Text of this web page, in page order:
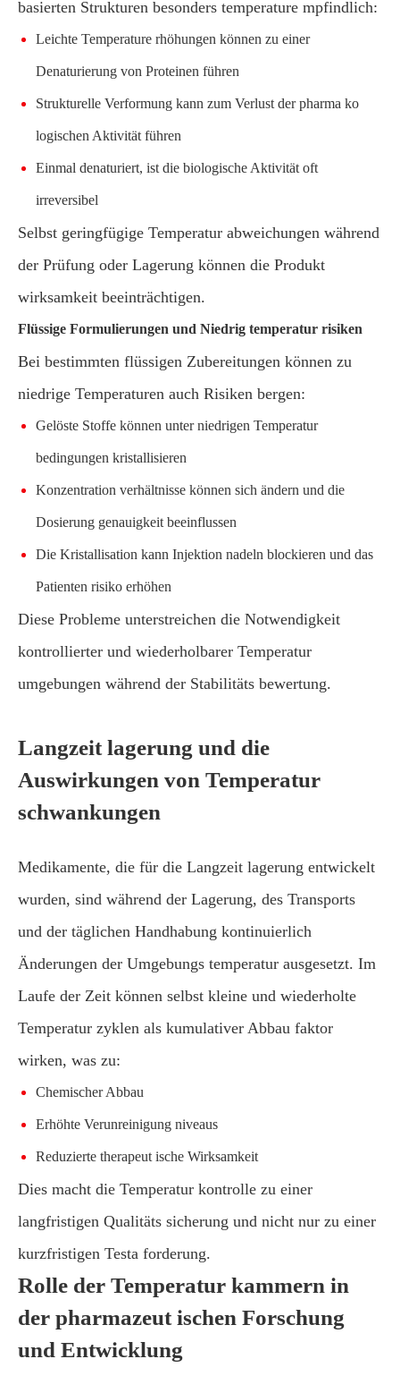
basierten Strukturen besonders temperature mpfindlich:
Leichte Temperature rhöhungen können zu einer
Denaturierung von Proteinen führen
Strukturelle Verformung kann zum Verlust der pharma ko
logischen Aktivität führen
Einmal denaturiert, ist die biologische Aktivität oft
irreversibel
Selbst geringfügige Temperatur abweichungen während
der Prüfung oder Lagerung können die Produkt
wirksamkeit beeinträchtigen.
Flüssige Formulierungen und Niedrig temperatur risiken
Bei bestimmten flüssigen Zubereitungen können zu
niedrige Temperaturen auch Risiken bergen:
Gelöste Stoffe können unter niedrigen Temperatur
bedingungen kristallisieren
Konzentration verhältnisse können sich ändern und die
Dosierung genauigkeit beeinflussen
Die Kristallisation kann Injektion nadeln blockieren und das
Patienten risiko erhöhen
Diese Probleme unterstreichen die Notwendigkeit
kontrollierter und wiederholbarer Temperatur
umgebungen während der Stabilitäts bewertung.
Langzeit lagerung und die
Auswirkungen von Temperatur
schwankungen
Medikamente, die für die Langzeit lagerung entwickelt
wurden, sind während der Lagerung, des Transports
und der täglichen Handhabung kontinuierlich
Änderungen der Umgebungs temperatur ausgesetzt. Im
Laufe der Zeit können selbst kleine und wiederholte
Temperatur zyklen als kumulativer Abbau faktor
wirken, was zu:
Chemischer Abbau
Erhöhte Verunreinigung niveaus
Reduzierte therapeut ische Wirksamkeit
Dies macht die Temperatur kontrolle zu einer
langfristigen Qualitäts sicherung und nicht nur zu einer
kurzfristigen Testa forderung.
Rolle der Temperatur kammern in
der pharmazeut ischen Forschung
und Entwicklung